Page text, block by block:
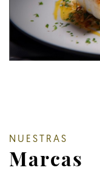
NUESTRAS
Marcas